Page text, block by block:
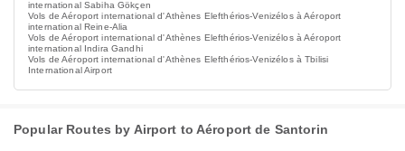
international Sabiha Gökçen
Vols de Aéroport international d'Athènes Elefthérios-Venizélos à Aéroport
international Reine-Alia
Vols de Aéroport international d'Athènes Elefthérios-Venizélos à Aéroport
international Indira Gandhi
Vols de Aéroport international d'Athènes Elefthérios-Venizélos à Tbilisi
International Airport
Popular Routes by Airport to Aéroport de Santorin